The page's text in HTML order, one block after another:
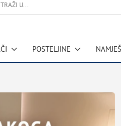
POSTELJINE